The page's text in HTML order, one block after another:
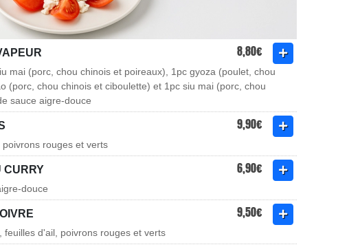
8,80€
mai (porc, chou chinois et poireaux), 1pc gyoza (poulet, chou
(porc, chou chinois et ciboulette) et 1pc siu mai (porc, chou
sauce aigre-douce
9,90€
rouges et verts
CURRY 6,90€
douce
9,50€
d'ail, poivrons rouges et verts